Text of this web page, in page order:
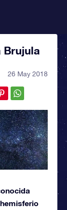
Brujula
26 May 2018